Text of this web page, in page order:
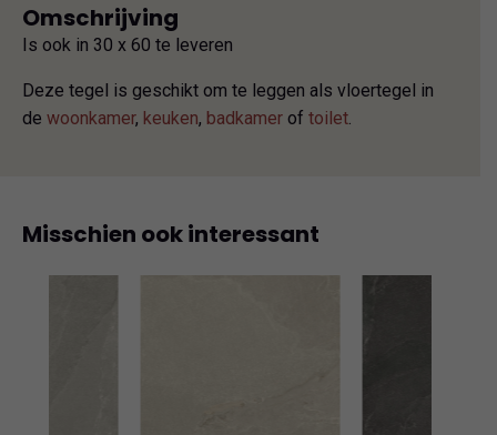
Omschrijving
Is ook in 30 x 60 te leveren
Deze tegel is geschikt om te leggen als vloertegel in
de woonkamer, keuken, badkamer of toilet
Misschien ook interessant